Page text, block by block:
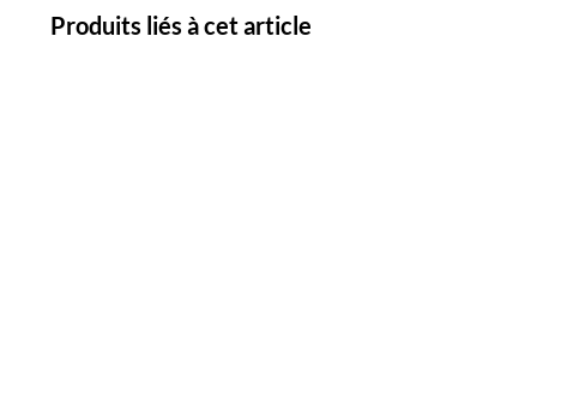
Produits liés à cet article